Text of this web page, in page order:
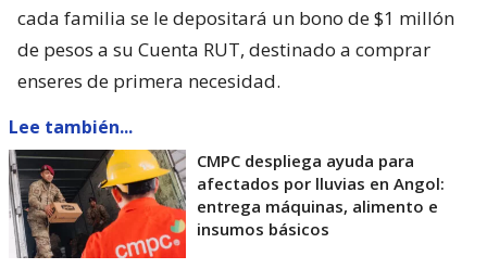
cada familia se le depositará un bono de $1 millón
de pesos a su Cuenta RUT, destinado a comprar
enseres de primera necesidad.
Lee también...
CMPC despliega ayuda para
afectados por lluvias en Angol:
entrega máquinas, alimento e
insumos básicos